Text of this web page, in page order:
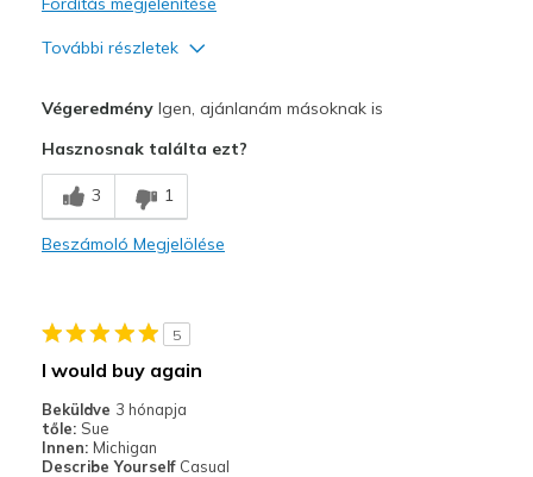
További részletek
Legjobb használat
Casual Wear
View On Shoes
Shoes are for Wearing
VégeredményIgen, ajánlanám másoknak is
Hasznosnak találta ezt?
3 1
Beszámoló Megjelölése
5
I would buy again
Beküldve 3 hónapja
tőle: Sue
Innen: Michigan
Describe Yourself Casual